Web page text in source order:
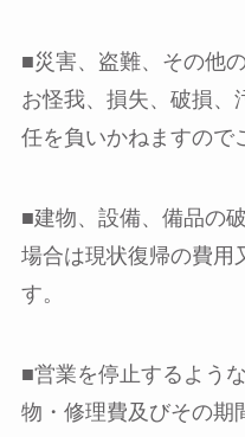
■災害、盗難、その他
お怪我、損失、破損、
任を負いかねますので
■建物、設備、備品の
場合は現状復帰の費用
す。
■営業を停止するよう
物・修理費及びその期